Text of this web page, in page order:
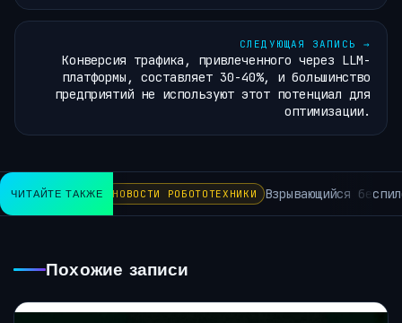
СЛЕДУЮЩАЯ ЗАПИСЬ →
Конверсия трафика, привлеченного через LLM-
платформы, составляет 30-40%, и большинство
предприятий не используют этот потенциал для
оптимизации.
ЧИТАЙТЕ ТАКЖЕНОВОСТИ РОБОТОТЕХНИКИ Взрывающийся
Похожие записи